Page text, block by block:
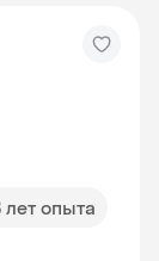
лет опыта